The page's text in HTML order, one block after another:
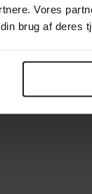
Vores
brug af deres